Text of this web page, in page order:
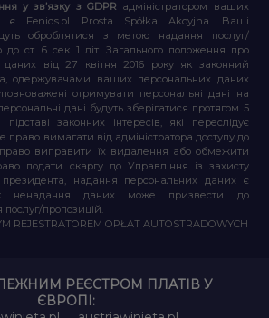
у зв’язку з GDPR адміністратором ваших
є Feniqs.pl Prosta Spółka Akcyjna. Ваші
оброблятися з метою надання послуг/
до ст. 6 сек. 1 літ. Загального положення про
даних від 27 квітня 2016 року як законний
одержувачами ваших персональних даних
отримувати персональні дані на
дані будуть зберігатися протягом 5
законних інтересів, які переслідує
право вимагати від адміністратора доступу до
виправити їх видалення або обмежити
подати скаргу до Управління із захисту
надання персональних даних є
ненадання даних може призвести до
пропозицій.
REJESTRATOREM OPŁAT AUTOSTRADOWYCH
РЕЄСТРОМ ПЛАТІВ У
ЄВРОПІ: